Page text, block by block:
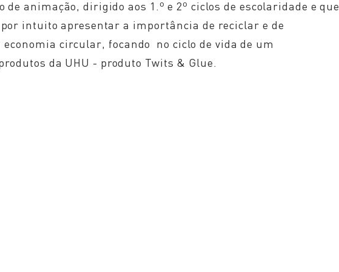
de animação, dirigido aos 1.º e 2º ciclos de escolaridade e que
por intuito apresentar a importância de reciclar e de
economia circular, focando no ciclo de vida de um
da UHU - produto Twits & Glue.